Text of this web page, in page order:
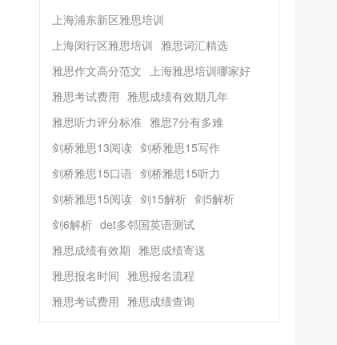
上海浦东新区雅思培训
上海闵行区雅思培训 雅思词汇精选
雅思作文高分范文 上海雅思培训哪家好
雅思考试费用 雅思成绩有效期几年
雅思听力评分标准 雅思7分有多难
剑桥雅思13阅读 剑桥雅思15写作
剑桥雅思15口语 剑桥雅思15听力
剑桥雅思15阅读 剑15解析 剑5解析
剑6解析 det多邻国英语测试
雅思成绩有效期 雅思成绩寄送
雅思报名时间 雅思报名流程
雅思考试费用 雅思成绩查询